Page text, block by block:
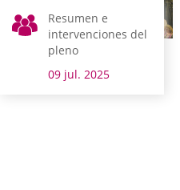
Resumen e
intervenciones del
pleno
09 jul. 2025